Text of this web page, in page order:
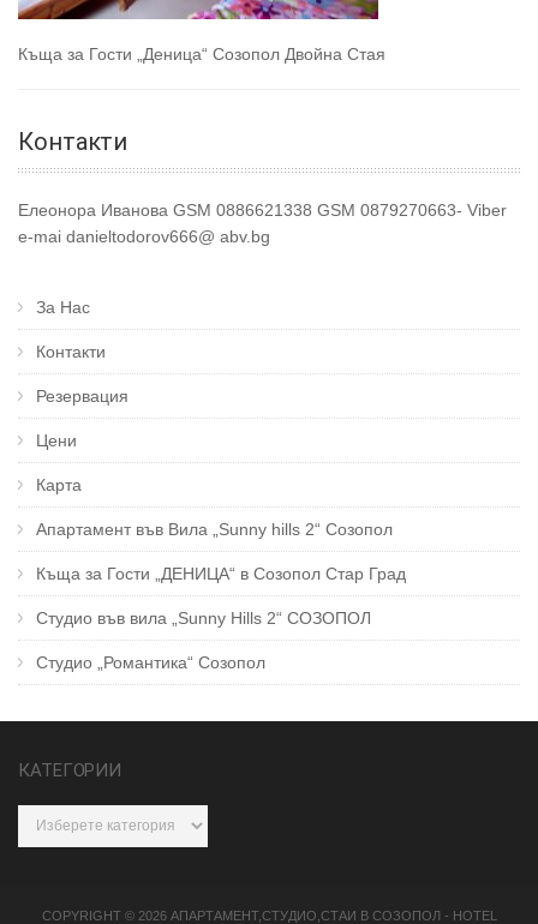
Къща за Гости „Деница“ Созопол Двойна Стая
Контакти
Елеонора Иванова GSM 0886621338 GSM 0879270663- Viber
e-mai danieltodorov666@ abv.bg
За Нас
Контакти
Резервация
Цени
Карта
Апартамент във Вила „Sunny hills 2“ Созопол
Къща за Гости „ДЕНИЦА“ в Созопол Стар Град
Студио във вила „Sunny Hills 2“ СОЗОПОЛ
Студио „Романтика“ Созопол
КАТЕГОРИИ
Категории
COPYRIGHT © 2026 АПАРТАМЕНТ,СТУДИО,СТАИ В СОЗОПОЛ - HOTEL